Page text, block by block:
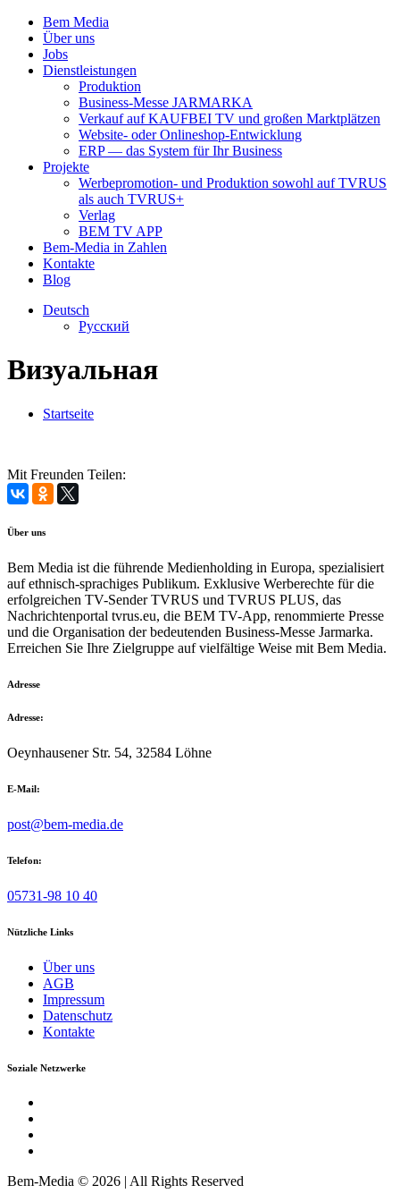
Bem Media
Über uns
Jobs
Dienstleistungen
Produktion
Business-Messe JARMARKA
Verkauf auf KAUFBEI TV und großen Marktplätzen
Website- oder Onlineshop-Entwicklung
ERP — das System für Ihr Business
Projekte
Werbepromotion- und Produktion sowohl auf TVRUS
als auch TVRUS+
Verlag
BEM TV APP
Bem-Media in Zahlen
Kontakte
Blog
Deutsch
Русский
Визуальная
Startseite
Mit Freunden Teilen:
Über uns
Bem Media ist die führende Medienholding in Europa, spezialisiert
auf ethnisch-sprachiges Publikum. Exklusive Werberechte für die
erfolgreichen TV-Sender TVRUS und TVRUS PLUS, das
Nachrichtenportal tvrus.eu, die BEM TV-App, renommierte Presse
und die Organisation der bedeutenden Business-Messe Jarmarka.
Erreichen Sie Ihre Zielgruppe auf vielfältige Weise mit Bem Media.
Adresse
Adresse:
Oeynhausener Str. 54, 32584 Löhne
E-Mail:
post@bem-media.de
Telefon:
05731-98 10 40
Nützliche Links
Über uns
AGB
Impressum
Datenschutz
Kontakte
Soziale Netzwerke
Bem-Media © 2026 | All Rights Reserved